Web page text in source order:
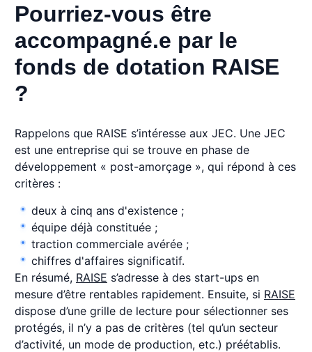
Pourriez-vous être
accompagné.e par le
fonds de dotation RAISE
?
Rappelons que RAISE s’intéresse aux JEC. Une JEC
est une entreprise qui se trouve en phase de
développement « post-amorçage », qui répond à ces
critères :
deux à cinq ans d'existence ;
équipe déjà constituée ;
traction commerciale avérée ;
chiffres d'affaires significatif.
En résumé, RAISE s’adresse à des start-ups en
mesure d’être rentables rapidement. Ensuite, si RAISE
dispose d’une grille de lecture pour sélectionner ses
protégés, il n’y a pas de critères (tel qu’un secteur
d’activité, un mode de production, etc.) préétablis.